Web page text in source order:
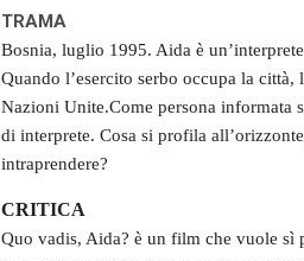
TRAMA
Bosnia, luglio 1995. Aida è
Quando l’esercito serbo occupa la
Nazioni Unite.Come persona informata
di interprete. Cosa si profila
intraprendere?
CRITICA
Quo vadis, Aida? è un film che vuole sì